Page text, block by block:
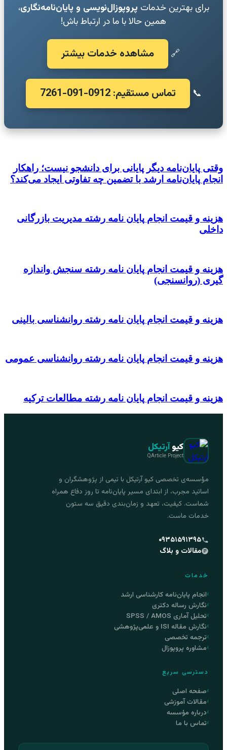
برای بهترین خدمات پروپوزال‌نویسی و پایان‌نامه‌نگاری،
همین حالا با ما در ارتباط باش!
🔗 مشاهده خدمات بیشتر
📞 تماس مستقیم: 0912-091-7261
وقتی پایان‌نامه دیگر پایانی برای دانشجو نیست؛ راهکار
انجام پایان‌نامه ارشد با تضمین چه تفاوتی ایجاد می‌کند؟
هزینه و قیمت انجام پایان نامه رشته مدیریت بازرگانی
داخلی
هزینه و قیمت انجام پایان نامه رشته سنجش واندازه
گیری (روانسنجی)
هزینه و قیمت انجام پایان نامه رشته روانشناسی بالینی
هزینه و قیمت انجام پایان نامه رشته روانشناسی عمومی
هزینه و قیمت انجام پایان نامه رشته مطالعات ترکیه
کیوآرتیکل
QArticle Project
مؤسسه‌ی تخصصی کیو آرتیکل با تیمی از پژوهشگران و
اساتید مجرب، از ابتدای مسیر پایان‌نامه تا روز دفاع همراه
شماست. کیفیت، تعهد و زمان‌بندی دقیق سه ستون
خدمات ماست.
۰۹۳۵۱۵۹۱۳۹۵
مقالات و بلاگ
خدمات
انجام پایان‌نامه کارشناسی ارشد
نگارش رساله دکتری
تحلیل آماری SPSS / AMOS
نگارش مقاله ISI و علمی‌پژوهشی
ترجمه تخصصی
مشاوره پروپوزال
دسترسی سریع
صفحه اصلی
مقالات آموزشی
درباره مؤسسه
تماس با ما